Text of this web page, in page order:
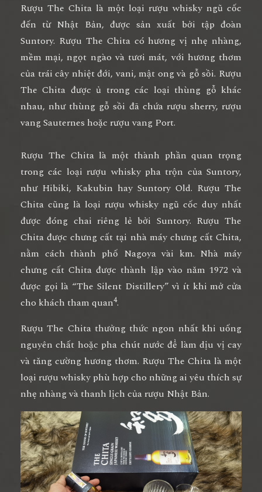
Rượu The Chita là một loại rượu whisky ngũ cốc
đến từ Nhật Bản, được sản xuất bởi tập đoàn
Suntory. Rượu The Chita có hương vị nhẹ nhàng,
mềm mại, ngọt ngào và tươi mát, với hương thơm
của trái cây nhiệt đới, vani, mật ong và gỗ sồi. Rượu
The Chita được ủ trong các loại thùng gỗ khác
nhau, như thùng gỗ sồi đã chứa rượu sherry, rượu
vang Sauternes hoặc rượu vang Port.
Rượu The Chita là một thành phần quan trọng
trong các loại rượu whisky pha trộn của Suntory,
như Hibiki, Kakubin hay Suntory Old. Rượu The
Chita cũng là loại rượu whisky ngũ cốc duy nhất
được đóng chai riêng lẻ bởi Suntory. Rượu The
Chita được chưng cất tại nhà máy chưng cất Chita,
nằm cách thành phố Nagoya vài km. Nhà máy
chưng cất Chita được thành lập vào năm 1972 và
được gọi là “The Silent Distillery” vì ít khi mở cửa
cho khách tham quan4.
Rượu The Chita thưởng thức ngon nhất khi uống
nguyên chất hoặc pha chút nước để làm dịu vị cay
và tăng cường hương thơm. Rượu The Chita là một
loại rượu whisky phù hợp cho những ai yêu thích sự
nhẹ nhàng và thanh lịch của rượu Nhật Bản.